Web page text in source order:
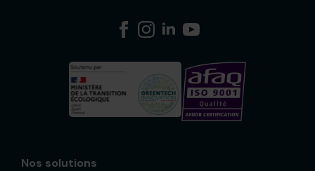
Nos solutions